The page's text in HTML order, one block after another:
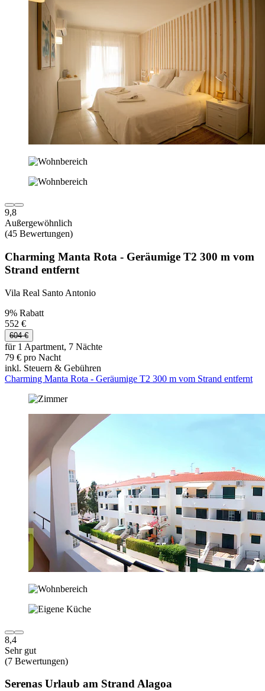
9,8
Außergewöhnlich
(45 Bewertungen)
Charming Manta Rota - Geräumige T2 300 m vom
Strand entfernt
Vila Real Santo Antonio
9% Rabatt
552 €
604 €
für 1 Apartment, 7 Nächte
79 € pro Nacht
inkl. Steuern & Gebühren
Charming Manta Rota - Geräumige T2 300 m vom Strand entfernt
8,4
Sehr gut
(7 Bewertungen)
Serenas Urlaub am Strand Alagoa